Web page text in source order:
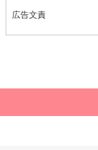
広告文責